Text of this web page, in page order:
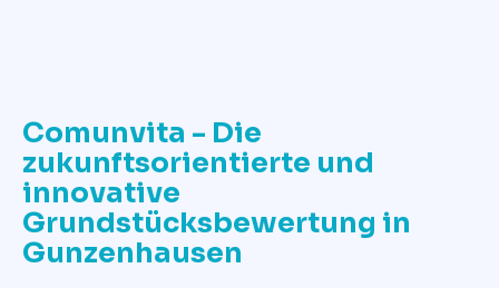
Comunvita - Die
zukunftsorientierte und
innovative
Grundstücksbewertung in
Gunzenhausen